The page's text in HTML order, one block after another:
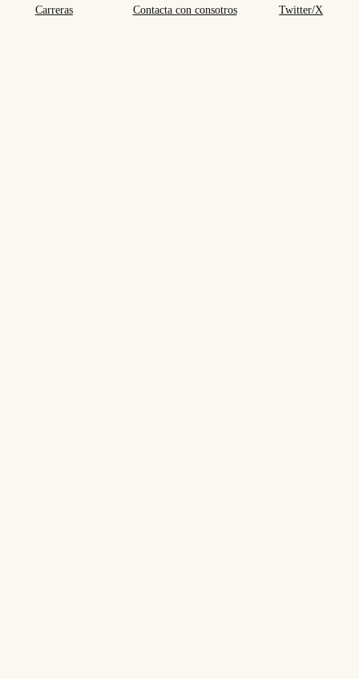
Carreras
Contacta con consotros
Twitter/X